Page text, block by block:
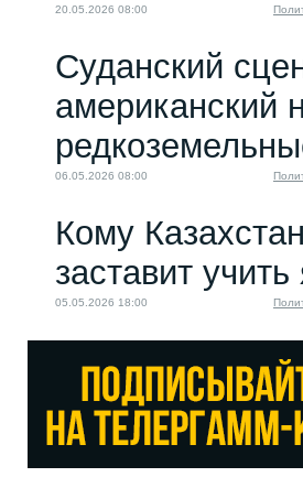
20.05.2026 08:00
Суданский
американский
06.05.2026 08:00
Кому
заставит учить
05.05.2026 18:00